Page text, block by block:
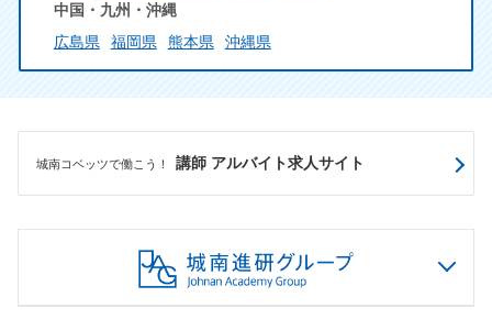
中国・九州・沖縄
広島県
福岡県 熊本県 沖縄県
城南コベッツで働こう！ 講師 アルバイト求人サイト